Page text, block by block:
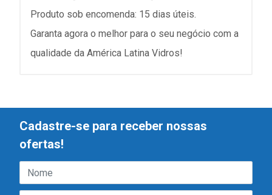
Produto sob encomenda: 15 dias úteis.
Garanta agora o melhor para o seu negócio com a
qualidade da América Latina Vidros!
Cadastre-se para receber nossas
ofertas!